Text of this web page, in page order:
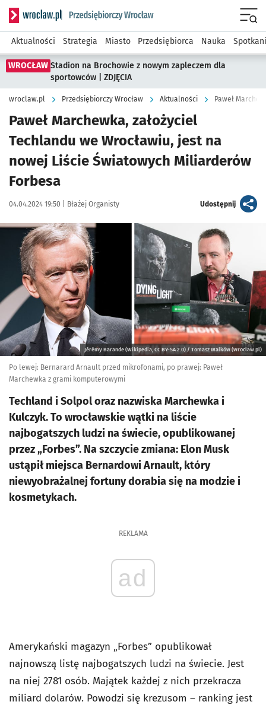
Serwis informacyjny wroclaw.pl podserwis: Strategia
Aktualności Strategia Miasto Przedsiębiorca Nauka
WROCŁAW Stadion na Brochowie z nowym zapleczem dla
sportowców | ZDJĘCIA
wroclaw.pl Przedsiębiorczy Wrocław Aktualności
Paweł Marchewka, założyciel
Techlandu we Wrocławiu, jest na
nowej Liście Światowych Miliarderów
Forbesa
Data publikacji:
04.04.2024 19:50 | Autor:
Błażej Organisty Udostępnijartykuł
Kliknij, aby powiększyć
Jérémy Barande (Wikipedia, CC BY-SA 2.0) / Tomasz Walków (wroclaw.pl)
Po lewej: Bernarard Arnault przed mikrofonami, po prawej: Paweł
Marchewka z grami komputerowymi
Techland i Solpol oraz nazwiska Marchewka i
Kulczyk. To wrocławskie wątki na liście
najbogatszych ludzi na świecie, opublikowanej
przez „Forbes”. Na szczycie zmiana: Elon Musk
ustąpił miejsca Bernardowi Arnault, który
niewyobrażalnej fortuny dorabia się na modzie i
kosmetykach.
REKLAMA
ad
Amerykański magazyn „Forbes” opublikował
najnowszą listę najbogatszych ludzi na świecie. Jest
na niej 2781 osób. Majątek każdej z nich przekracza
miliard dolarów. Powodzi się krezusom – ranking jest